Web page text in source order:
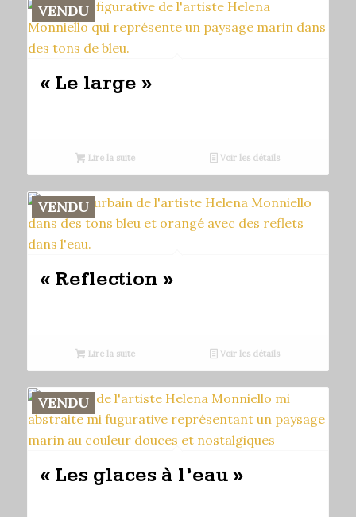
VENDU
« Le large »
Lire la suite Voir les détails
VENDU
« Reflection »
Lire la suite Voir les détails
VENDU
« Les glaces à l’eau »